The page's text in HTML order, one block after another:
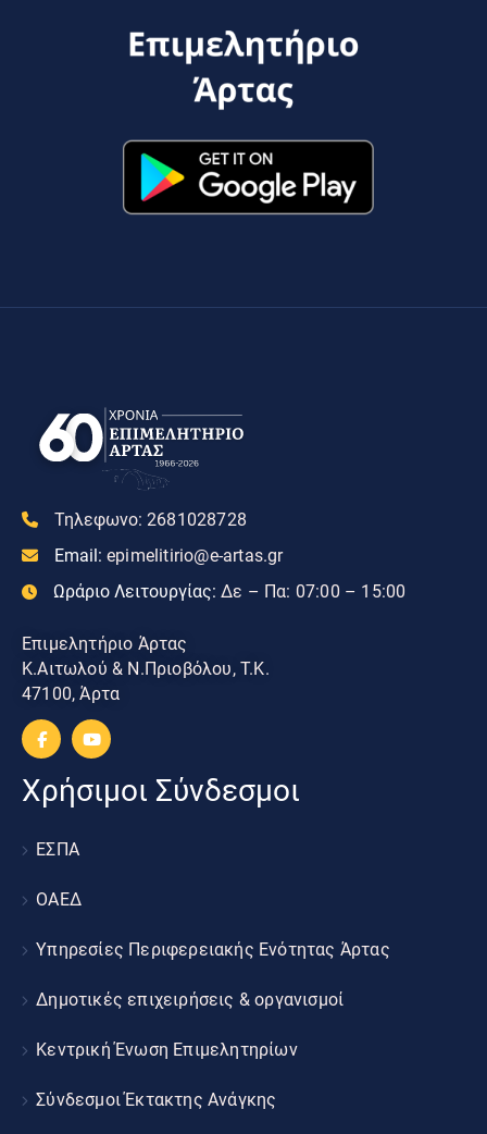
Τηλεφωνο: 2681028728
Email: epimelitirio@e-artas.gr
Ωράριο Λειτουργίας: Δε – Πα: 07:00 – 15:00
Επιμελητήριο Άρτας
Κ.Αιτωλού & Ν.Πριοβόλου, Τ.Κ.
47100, Άρτα
Χρήσιμοι Σύνδεσμοι
ΕΣΠΑ
ΟΑΕΔ
Υπηρεσίες Περιφερειακής Ενότητας Άρτας
Δημοτικές επιχειρήσεις & οργανισμοί
Κεντρική Ένωση Επιμελητηρίων
Σύνδεσμοι Έκτακτης Ανάγκης